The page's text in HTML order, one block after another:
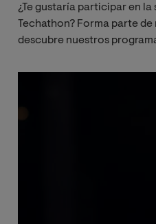
¿Te gustaría participar en
Techathon? Forma parte
descubre nuestros